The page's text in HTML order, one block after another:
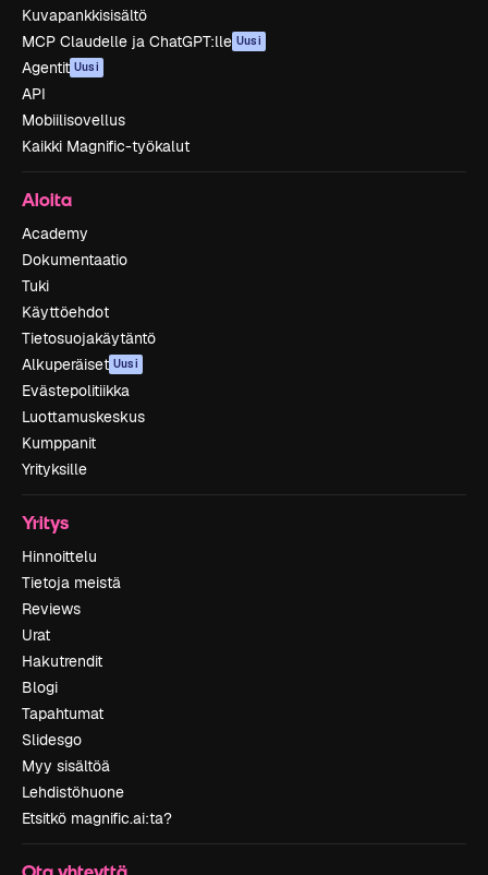
Kuvapankkisisältö
MCP Claudelle ja ChatGPT:lle Uusi
Agentit Uusi
API
Mobiilisovellus
Kaikki Magnific-työkalut
Aloita
Academy
Dokumentaatio
Tuki
Käyttöehdot
Tietosuojakäytäntö
Alkuperäiset Uusi
Evästepolitiikka
Luottamuskeskus
Kumppanit
Yrityksille
Yritys
Hinnoittelu
Tietoja meistä
Reviews
Urat
Hakutrendit
Blogi
Tapahtumat
Slidesgo
Myy sisältöä
Lehdistöhuone
Etsitkö magnific.ai:ta?